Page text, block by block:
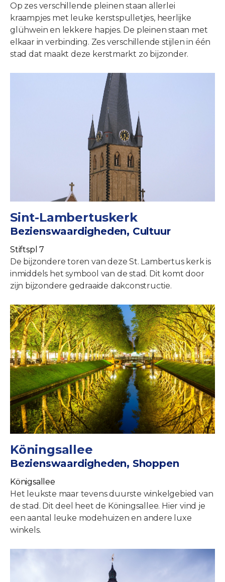
Op zes verschillende pleinen staan allerlei
kraampjes met leuke kerstspulletjes, heerlijke
glühwein en lekkere hapjes. De pleinen staan met
elkaar in verbinding. Zes verschillende stijlen in één
stad dat maakt deze kerstmarkt zo bijzonder.
Sint-Lambertuskerk
Bezienswaardigheden, Cultuur
Stiftspl 7
De bijzondere toren van deze St. Lambertus kerk is
inmiddels het symbool van de stad. Dit komt door
zijn bijzondere gedraaide dakconstructie.
Köningsallee
Bezienswaardigheden, Shoppen
Königsallee
Het leukste maar tevens duurste winkelgebied van
de stad. Dit deel heet de Köningsallee. Hier vind je
een aantal leuke modehuizen en andere luxe
winkels.